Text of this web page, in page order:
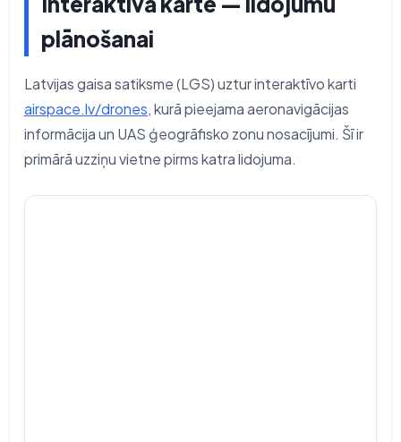
plānošanai
Latvijas gaisa satiksme (LGS) uztur interaktīvo karti
airspace.lv/drones, kurā pieejama aeronavigācijas
informācija un UAS ģeogrāfisko zonu nosacījumi. Šī ir
primārā uzziņu vietne pirms katra lidojuma.